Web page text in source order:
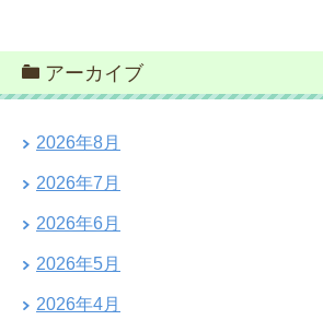
アーカイブ
2026年8月
2026年7月
2026年6月
2026年5月
2026年4月